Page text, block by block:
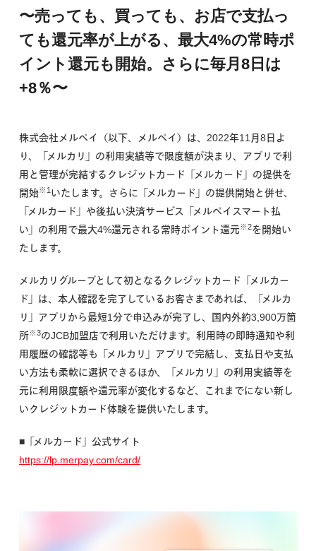
〜売っても、買っても、お店で支払っ
ても還元率が上がる、最大4%の常時ポ
イント還元も開始。さらに毎月8日は
+8％〜
株式会社メルペイ（以下、メルペイ）は、2022年11月8日よ
り、「メルカリ」の利用実績等で限度額が決まり、アプリで利
用と管理が完結するクレジットカード「メルカード」の提供を
開始※1 いたします。さらに「メルカード」の提供開始と併せ、
「メルカード」や後払い決済サービス「メルペイスマート払
い」の利用で最大4%還元される常時ポイント還元※2を開始い
たします。
メルカリグループとして初となるクレジットカード「メルカー
ド」は、本人確認を完了しているお客さまであれば、「メルカ
リ」アプリから最短1分で申込みが完了し、国内外約3,900万箇
所※3のJCB加盟店で利用いただけます。利用時の即時通知や利
用履歴の確認等も「メルカリ」アプリで完結し、支払日や支払
い方法も柔軟に選択できるほか、「メルカリ」の利用実績等を
元に利用限度額や還元率が変化するなど、これまでにない新し
いクレジットカード体験を提供いたします。
■「メルカード」公式サイト
https://lp.merpay.com/card/